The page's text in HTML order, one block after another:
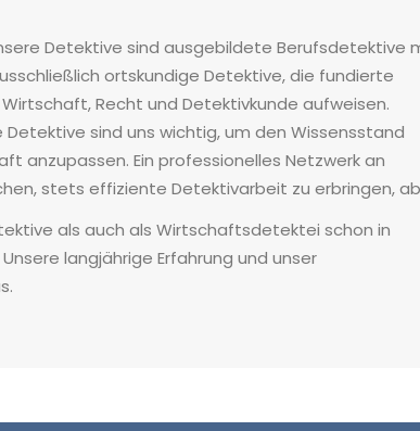
Detektive sind ausgebildete Berufsdetektive
ortskundige Detektive, die fundierte
Recht und Detektivkunde aufweisen.
sind uns wichtig, um den Wissensstand
anzupassen. Ein professionelles Netzwerk an
stets effiziente Detektivarbeit zu erbringen,
als auch als Wirtschaftsdetektei schon in
langjährige Erfahrung und unser